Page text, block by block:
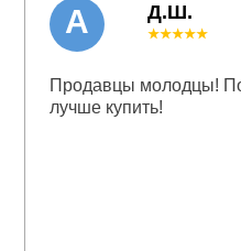
Д.Ш.
★★★★★
Продавцы молодцы!
лучше купить!
А